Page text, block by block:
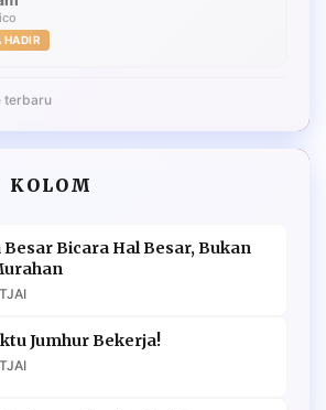
HADIR
terbaru
KOLOM
Bicara Hal Besar, Bukan
Jumhur Bekerja!